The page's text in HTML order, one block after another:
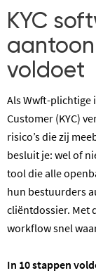
KYC
voldoet
Als Wwft-plichtige
Customer (KYC)
risico’s die zij
besluit je: wel of
tool die alle
hun bestuurders
cliëntdossier. Met
workflow snel
In 10 stappen